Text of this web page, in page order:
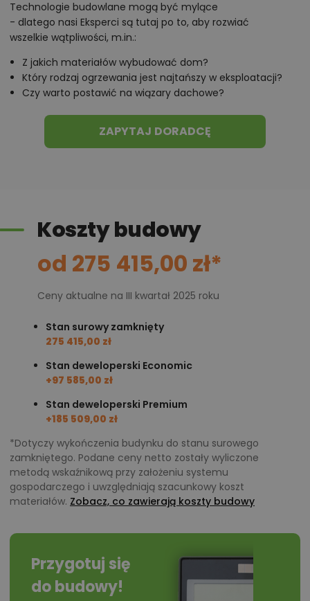
polecane przez architekta zmiany,
możliwości wprowadzania modyfikacji,
projekty podobne - o zbliżonym układzie lub
parametrach,
optymalizacja kosztów budowy domu według
tego projektu,
informacje szczegółowe - np. wymiary
pomieszczeń, instalacje, materiały?
Technologie budowlane mogą być mylące
- dlatego nasi Eksperci są tutaj po to, aby rozwiać
wszelkie wątpliwości, m.in.:
Z jakich materiałów wybudować dom?
Który rodzaj ogrzewania jest najtańszy w eksploatacji?
Czy warto postawić na wiązary dachowe?
ZAPYTAJ DORADCĘ
Koszty budowy
od 275 415,00 zł*
Ceny aktualne na III kwartał 2025 roku
Stan surowy zamknięty
275 415,00 zł
Stan deweloperski Economic
+97 585,00 zł
Stan deweloperski Premium
+185 509,00 zł
*Dotyczy wykończenia budynku do stanu surowego
zamkniętego. Podane ceny netto zostały wyliczone
metodą wskaźnikową przy założeniu systemu
gospodarczego i uwzględniają szacunkowy koszt
materiałów. Zobacz, co zawierają koszty budowy
Przygotuj się
do budowy!